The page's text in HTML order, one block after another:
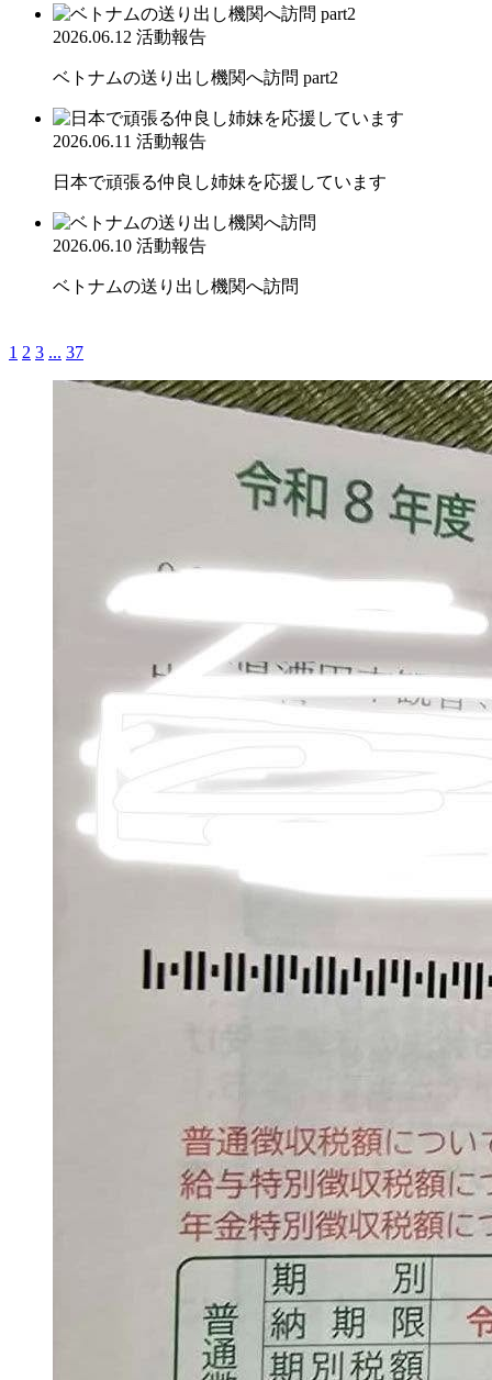
2026.06.12 活動報告
ベトナムの送り出し機関へ訪問 part2
2026.06.11 活動報告
日本で頑張る仲良し姉妹を応援しています
2026.06.10 活動報告
ベトナムの送り出し機関へ訪問
1 2 3 ... 37